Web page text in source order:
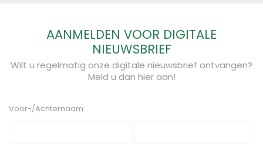
AANMELDEN VOOR DIGITALE
NIEUWSBRIEF
Wilt u regelmatig onze digitale nieuwsbrief ontvangen?
Meld u dan hier aan!
Voor-/Achternaam: